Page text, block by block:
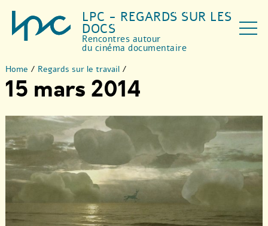
LPC - REGARDS SUR LES
DOCS
Rencontres autour
du cinéma documentaire
Home / Regards sur le travail /
15 mars 2014